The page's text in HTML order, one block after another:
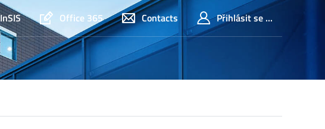
InSIS Office 365 Contacts Přihlásit se ...